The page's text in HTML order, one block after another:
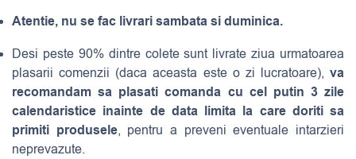
Atentie, nu se fac livrari sambata si duminica.
Desi peste 90% dintre colete sunt livrate ziua urmatoarea
plasarii comenzii (daca aceasta este o zi lucratoare), va
recomandam sa plasati comanda cu cel putin 3 zile
calendaristice inainte de data limita la care doriti sa
primiti produsele, pentru a preveni eventuale intarzieri
neprevazute.